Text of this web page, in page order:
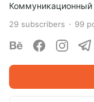
Коммуникационный
29 subscribers 99